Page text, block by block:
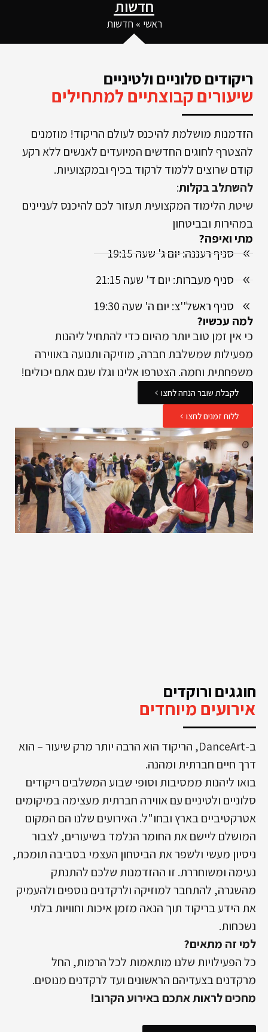
חדשות
ראשי » חדשות
ריקודים סלוניים ולטיניים
שיעורים קבוצתיים למתחילים
הזדמנות מושלמת להיכנס לעולם הריקוד! מוזמנים
להצטרף לחוגים החדשים המיועדים לאנשים ללא רקע
קודם שרוצים ללמוד לרקוד בכיף ובמקצועיות.
להשתלב בקלות:
שיטת הלימוד המקצועית תעזור לכם להיכנס לעניינים
במהירות ובביטחון
מתי ואיפה?
סניף רעננה: יום ג' שעה 19:15
סניף מעברות: יום ד' שעה 21:15
סניף ראשל''צ: יום ה' שעה 19:30
למה עכשיו?
כי אין זמן טוב יותר מהיום כדי להתחיל ליהנות
מפעילות שמשלבת חברה, מוזיקה ותנועה באווירה
משפחתית וחמה. הצטרפו אלינו וגלו שגם אתם יכולים!
לקבלת שובר הנחה לחצו
ללוח זמנים לחצו
חוגגים ורוקדים
אירועים מיוחדים
ב-DanceArt, הריקוד הוא הרבה יותר מרק שיעור – הוא
דרך חיים חברתית ומהנה.
בואו ליהנות ממסיבות וסופי שבוע המשלבים ריקודים
סלוניים ולטיניים עם אווירה חברתית מעצימה במיקומים
אטרקטיביים בארץ ובחו"ל. האירועים שלנו הם המקום
המושלם ליישם את החומר הנלמד בשיעורים, לצבור
ניסיון מעשי ולשפר את הביטחון העצמי בסביבה תומכת,
נעימה ומשוחררת. זו ההזדמנות שלכם להתנתק
מהשגרה, להתחבר למוזיקה ולרקדנים נוספים ולהעמיק
את הידע בריקוד תוך הנאה מזמן איכות וחוויות בלתי
נשכחות.
למי זה מתאים?
כל הפעילויות שלנו מותאמות לכל הרמות, החל
מרקדנים בצעדיהם הראשונים ועד לרקדנים מנוסים.
מחכים לראות אתכם באירוע הקרוב!